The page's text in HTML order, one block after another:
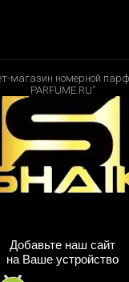
магазин номерной
PARFUME.RU”
Добавьте наш сайт
на Ваше устройство